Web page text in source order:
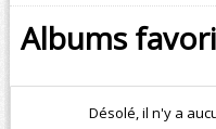
Albums
Désolé, il n'y a